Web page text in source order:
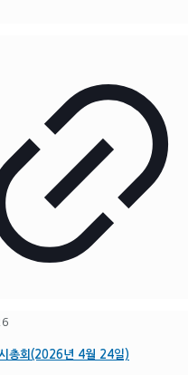
총회(2026년 4월 24일)